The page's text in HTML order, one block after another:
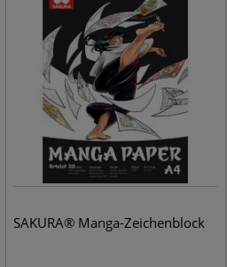
SAKURA® Manga-Zeichenblock